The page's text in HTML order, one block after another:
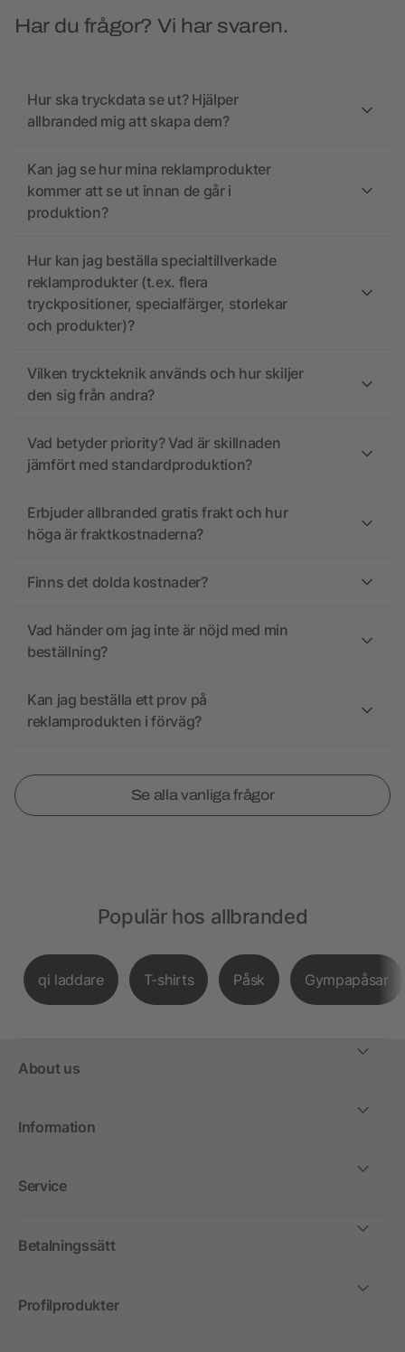
Har du frågor? Vi har svaren.
Hur ska tryckdata se ut? Hjälper
allbranded mig att skapa dem?
Kan jag se hur mina reklamprodukter
kommer att se ut innan de går i
produktion?
Hur kan jag beställa specialtillverkade
reklamprodukter (t.ex. flera
tryckpositioner, specialfärger, storlekar
och produkter)?
Vilken tryckteknik används och hur skiljer
den sig från andra?
Vad betyder priority? Vad är skillnaden
jämfört med standardproduktion?
Erbjuder allbranded gratis frakt och hur
höga är fraktkostnaderna?
Finns det dolda kostnader?
Vad händer om jag inte är nöjd med min
beställning?
Kan jag beställa ett prov på
reklamprodukten i förväg?
Se alla vanliga frågor
Populär hos allbranded
qi laddare T-shirts Påsk Gympapåsar
About us
Information
Service
Betalningssätt
Profilprodukter